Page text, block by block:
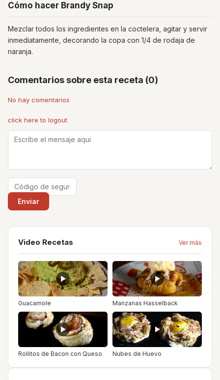
Cómo hacer Brandy Snap
Mezclar todos los ingredientes en la coctelera, agitar y servir
inmediatamente, decorando la copa con 1/4 de rodaja de
naranja.
Comentarios sobre esta receta (0)
No hay comentarios
click here to logout
Video Recetas Ver más
Guacamole Manzanas Hasselback
Rollitos de Bacon con Queso Nubes de Huevo